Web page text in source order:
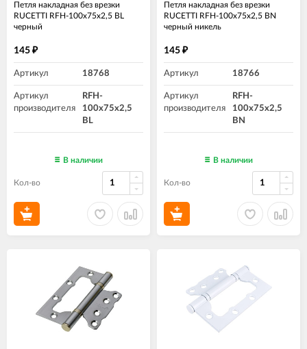
Петля накладная без врезки
RUCETTI RFH-100х75х2,5 BL
черный
145 ₽
Артикул 18768
Артикул
производителя
RFH-
100х75х2,5
BL
В наличии
Кол-во
Петля накладная без врезки
RUCETTI RFH-100х75х2,5 BN
черный никель
145 ₽
Артикул 18766
Артикул
производителя
RFH-
100х75х2,5
BN
В наличии
Кол-во